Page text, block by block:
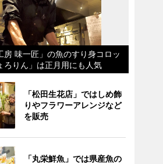
房 味一匠」の魚のすり身コロッ
ろりん」は正月用にも人気
「松田生花店」ではしめ飾
りやフラワーアレンジなど
を販売
「丸栄鮮魚」では県産魚の